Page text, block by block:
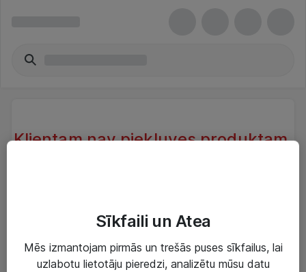
Klientam nav piekļuves produktam.
Try another search or take a look at our similar
Sīkfaili un Atea
Mēs izmantojam pirmās un trešās puses sīkfailus, lai
uzlabotu lietotāju pieredzi, analizētu mūsu datu